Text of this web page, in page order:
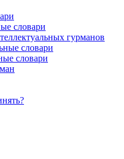
словари
гурманов
словари
словари